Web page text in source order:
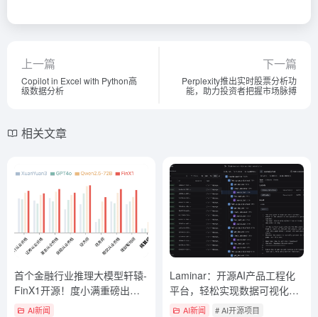
上一篇
Copilot in Excel with Python高
级数据分析
下一篇
Perplexity推出实时股票分析功
能，助力投资者把握市场脉搏
相关文章
首个金融行业推理大模型轩辕-
FinX1开源！度小满重磅出
品，专注金融复杂分析决策
AI新闻
Laminar：开源AI产品工程化
平台，轻松实现数据可视化追
踪与评估
AI新闻 # AI开源项目